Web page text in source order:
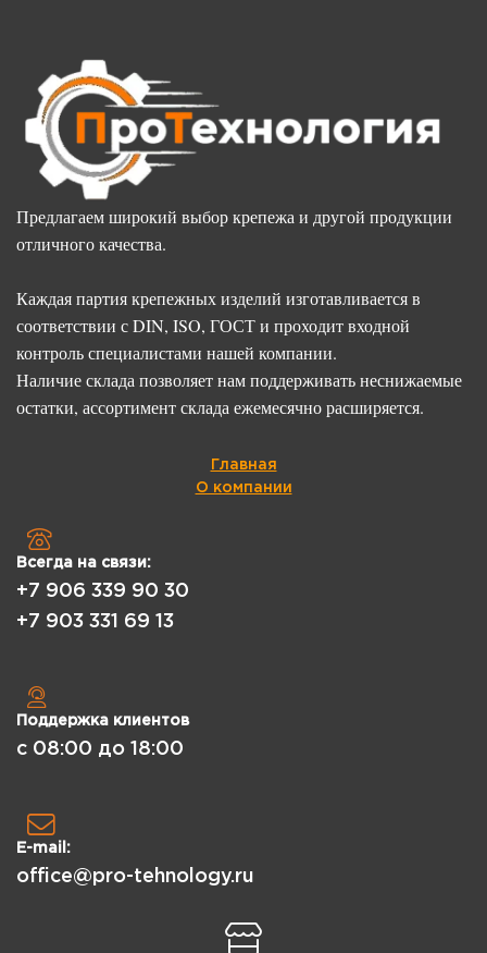
Предлагаем широкий выбор крепежа и другой продукции
отличного качества.
Каждая партия крепежных изделий изготавливается в
соответствии с DIN, ISO, ГОСТ и проходит входной
контроль специалистами нашей компании.
Наличие склада позволяет нам поддерживать неснижаемые
остатки, ассортимент склада ежемесячно расширяется.
Главная
О компании
Всегда на связи:
+7 906 339 90 30
+7 903 331 69 13
Поддержка клиентов
с 08:00 до 18:00
E-mail:
office@pro-tehnology.ru